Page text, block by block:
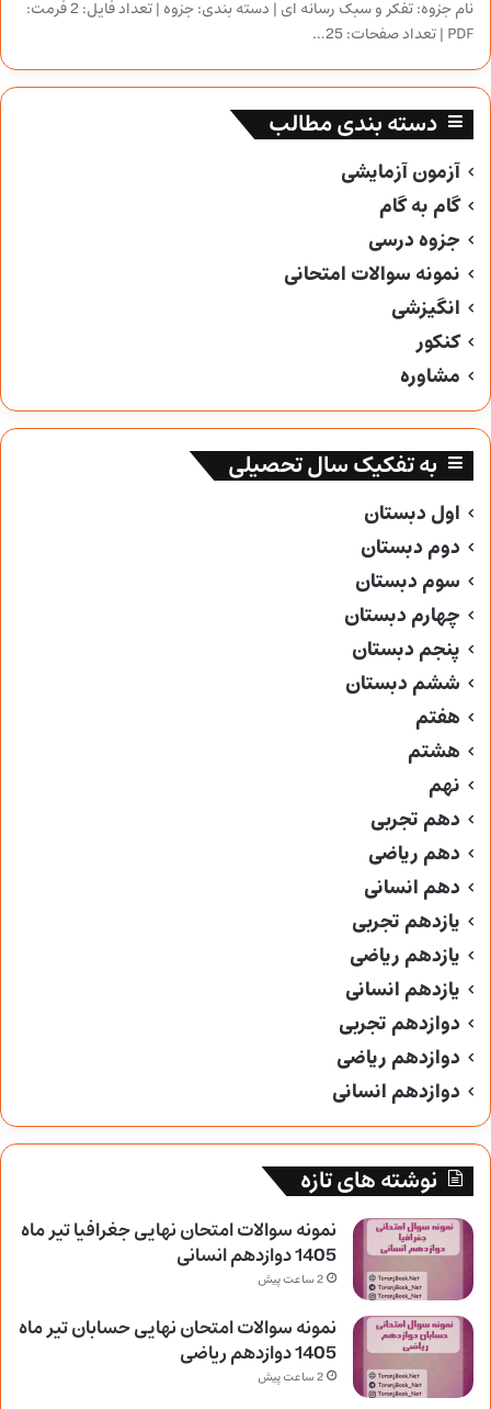
نام جزوه: تفکر و سبک رسانه ای | دسته بندی: جزوه | تعداد فایل: 2 فرمت:
PDF | تعداد صفحات: 25…
دسته بندی مطالب
آزمون آزمایشی
گام به گام
جزوه درسی
نمونه سوالات امتحانی
انگیزشی
کنکور
مشاوره
به تفکیک سال تحصیلی
اول دبستان
دوم دبستان
سوم دبستان
چهارم دبستان
پنجم دبستان
ششم دبستان
هفتم
هشتم
نهم
دهم تجربی
دهم ریاضی
دهم انسانی
یازدهم تجربی
یازدهم ریاضی
یازدهم انسانی
دوازدهم تجربی
دوازدهم ریاضی
دوازدهم انسانی
نوشته های تازه
نمونه سوالات امتحان نهایی جغرافیا تیر ماه
1405 دوازدهم انسانی
2 ساعت پیش
نمونه سوالات امتحان نهایی حسابان تیر ماه
1405 دوازدهم ریاضی
2 ساعت پیش